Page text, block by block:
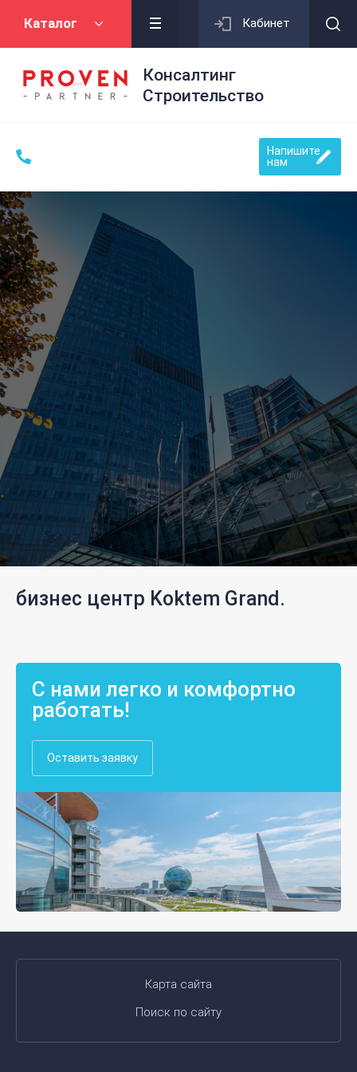
Каталог Кабинет
Консалтинг
Строительство
Напишите
нам
бизнес центр Koktem Grand.
С нами легко и комфортно
работать!
Оставить заявку
Карта сайта
Поиск по сайту